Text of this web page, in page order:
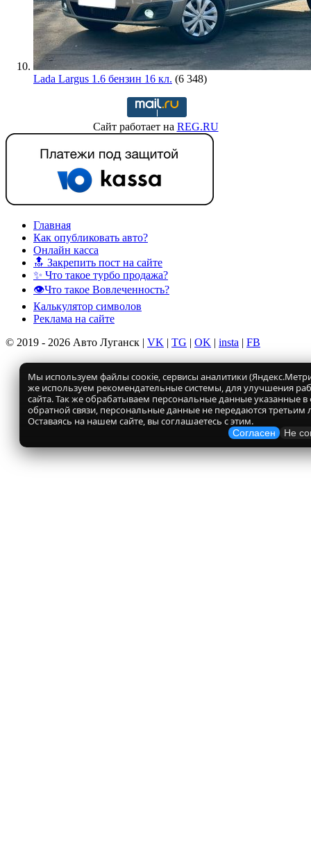
Lada Largus 1.6 бензин 16 кл. (6 348)
Сайт работает на REG.RU
Главная
Как опубликовать авто?
Онлайн касса
🔝 Закрепить пост на сайте
✨ Что такое турбо продажа?
👁️Что такое Вовлеченность?
Калькулятор символов
Реклама на сайте
© 2019 - 2026 Авто Луганск | VK | TG | OK | insta | FB
Мы используем файлы соокіе, сервисы аналитики
же используем рекомендательные системы, для улучшения
сайта. Так же обрабатываем персональные данные указанные
обратной связи, персональные данные не передаются третьим
Оставаясь на нашем сайте, вы соглашаетесь с этим.
Согласен Не